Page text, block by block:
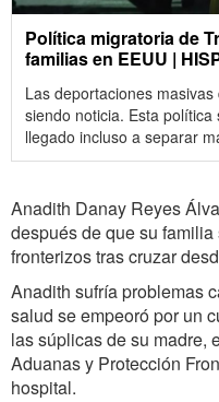
Política migratoria de
familias en EEUU |
Las deportaciones
siendo noticia. Esta
llegado incluso a separar
Anadith Danay Reyes
después de que su
fronterizos tras cruzar
Anadith sufría problemas
salud se empeoró por un
las súplicas de su madre,
Aduanas y Protección
hospital.